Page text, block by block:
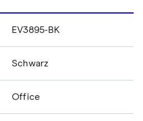
EV3895-BK
Schwarz
Office